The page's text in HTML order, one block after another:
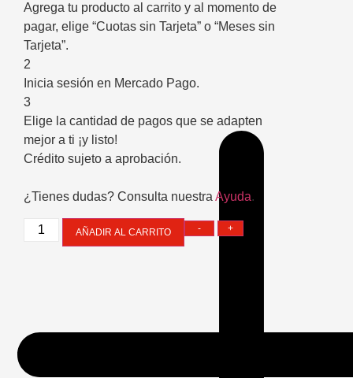
Agrega tu producto al carrito y al momento de
pagar, elige “Cuotas sin Tarjeta” o “Meses sin
Tarjeta”.
2
Inicia sesión en Mercado Pago.
3
Elige la cantidad de pagos que se adapten
mejor a ti ¡y listo!
Crédito sujeto a aprobación.
¿Tienes dudas? Consulta nuestra Ayuda.
- +
AÑADIR AL CARRITO